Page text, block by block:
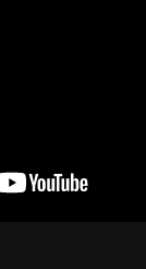
Trumpin ongelmat